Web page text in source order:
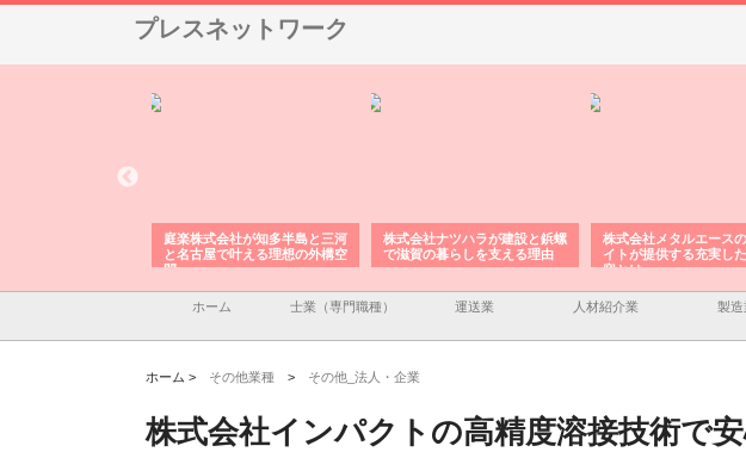
プレスネットワーク
庭楽株式会社が知多半島と三河
と名古屋で叶える理想の外構空
間
株式会社ナツハラが建設と鋲螺
で滋賀の暮らしを支える理由
株式会社メタルエース
イトが提供する充実し
容とは
ホーム 士業（専門職種） 運送業 人材紹介業 製造
ホーム > その他業種 > その他_法人・企業
株式会社インパクトの高精度溶接技術で